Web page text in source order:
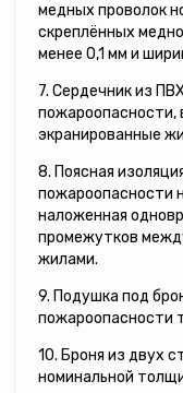
медных проволок
скреплённых
менее 0,1 мм и
7. Сердечник из
пожароопасности,
экранированные
8. Поясная
пожароопасности
наложенная
промежутков
жилами.
9. Подушка под
пожароопасности
10. Броня из двух
номинальной